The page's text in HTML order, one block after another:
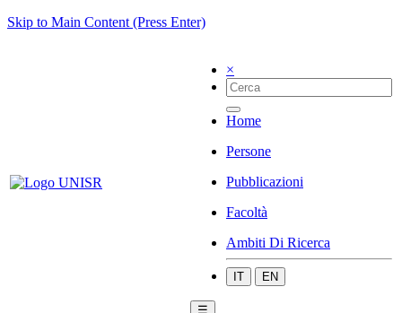
Skip to Main Content (Press Enter)
×
Home
Persone
Pubblicazioni
Facoltà
Ambiti Di Ricerca
IT EN
☰